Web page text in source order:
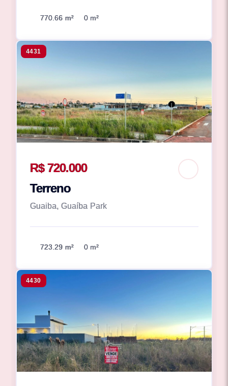
770.66 m² 0 m²
4431
R$ 720.000
Terreno
Guaiba, Guaíba Park
723.29 m² 0 m²
4430